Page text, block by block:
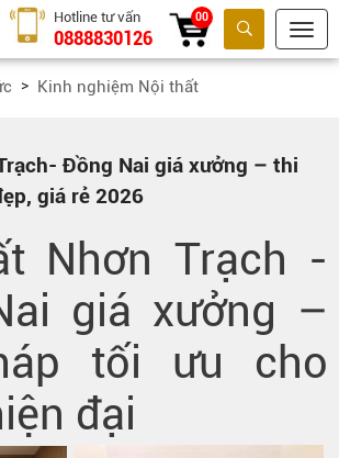
Tìm kiếm
Hotline tư vấn
0888830126
00
Kinh nghiệm Nội thất
Đồng Nai giá xưởng – thi
giá rẻ 2026
Nhơn Trạch -
giá xưởng –
tối ưu cho
đại